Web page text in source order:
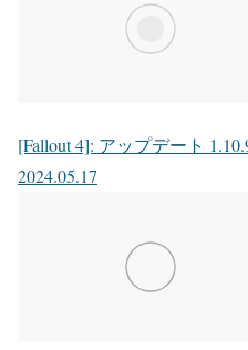
[Fallout 4]: アップデート
2024.05.17